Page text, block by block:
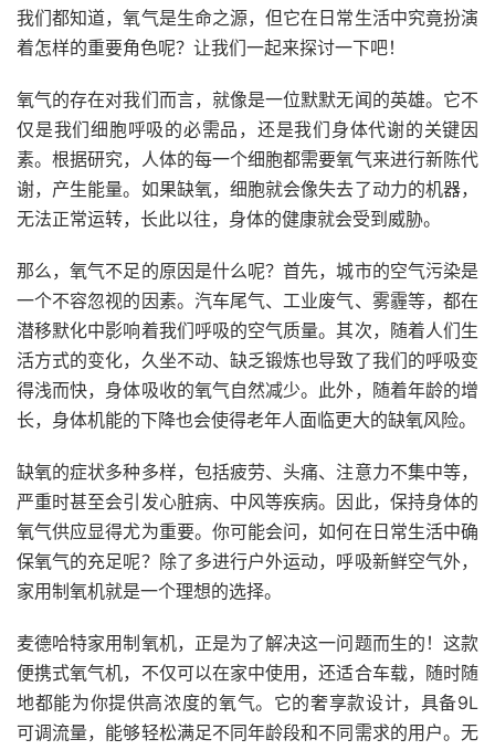
我们都知道，氧气是生命之源，但它在日常生活中究竟扮演
着怎样的重要角色呢？让我们一起来探讨一下吧！
氧气的存在对我们而言，就像是一位默默无闻的英雄。它不
仅是我们细胞呼吸的必需品，还是我们身体代谢的关键因
素。根据研究，人体的每一个细胞都需要氧气来进行新陈代
谢，产生能量。如果缺氧，细胞就会像失去了动力的机器，
无法正常运转，长此以往，身体的健康就会受到威胁。
那么，氧气不足的原因是什么呢？首先，城市的空气污染是
一个不容忽视的因素。汽车尾气、工业废气、雾霾等，都在
潜移默化中影响着我们呼吸的空气质量。其次，随着人们生
活方式的变化，久坐不动、缺乏锻炼也导致了我们的呼吸变
得浅而快，身体吸收的氧气自然减少。此外，随着年龄的增
长，身体机能的下降也会使得老年人面临更大的缺氧风险。
缺氧的症状多种多样，包括疲劳、头痛、注意力不集中等，
严重时甚至会引发心脏病、中风等疾病。因此，保持身体的
氧气供应显得尤为重要。你可能会问，如何在日常生活中确
保氧气的充足呢？除了多进行户外运动，呼吸新鲜空气外，
家用制氧机就是一个理想的选择。
麦德哈特家用制氧机，正是为了解决这一问题而生的！这款
便携式氧气机，不仅可以在家中使用，还适合车载，随时随
地都能为你提供高浓度的氧气。它的奢享款设计，具备9L
可调流量，能够轻松满足不同年龄段和不同需求的用户。无